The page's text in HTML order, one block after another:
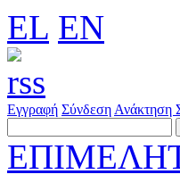
EL EN
Εγγραφή Σύνδεση Ανάκτηση